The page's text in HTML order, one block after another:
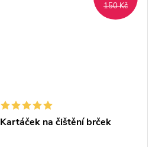
150 Kč
Kartáček na čištění brček